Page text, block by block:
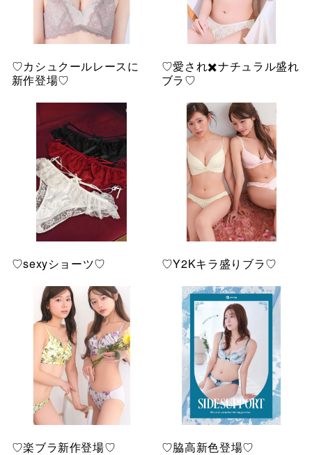
♡カシュクールレースに
新作登場♡
♡愛され✖️ナチュラル盛れ
ブラ♡
♡sexyショーツ♡ ♡Y2Kキラ盛りブラ♡
♡楽ブラ新作登場♡ ♡脇高新色登場♡